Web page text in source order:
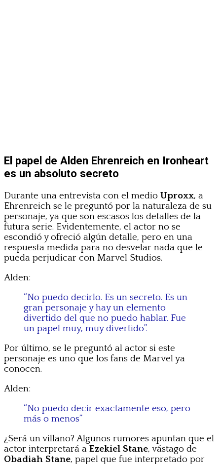
El papel de Alden Ehrenreich en Ironheart
es un absoluto secreto
Durante una entrevista con el medio Uproxx, a
Ehrenreich se le preguntó por la naturaleza de su
personaje, ya que son escasos los detalles de la
futura serie. Evidentemente, el actor no se
escondió y ofreció algún detalle, pero en una
respuesta medida para no desvelar nada que le
pueda perjudicar con Marvel Studios.
Alden:
“No puedo decirlo. Es un secreto. Es un
gran personaje y hay un elemento
divertido del que no puedo hablar. Fue
un papel muy, muy divertido”.
Por último, se le preguntó al actor si este
personaje es uno que los fans de Marvel ya
conocen.
Alden:
“No puedo decir exactamente eso, pero
más o menos”
¿Será un villano? Algunos rumores apuntan que el
actor interpretará a Ezekiel Stane, vástago de
Obadiah Stane, papel que fue interpretado por